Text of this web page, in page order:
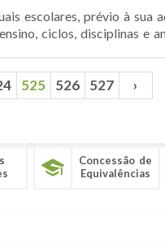
escolares, prévio à
ciclos, disciplinas e
525 526 527 ›
Concessão de
Equivalências